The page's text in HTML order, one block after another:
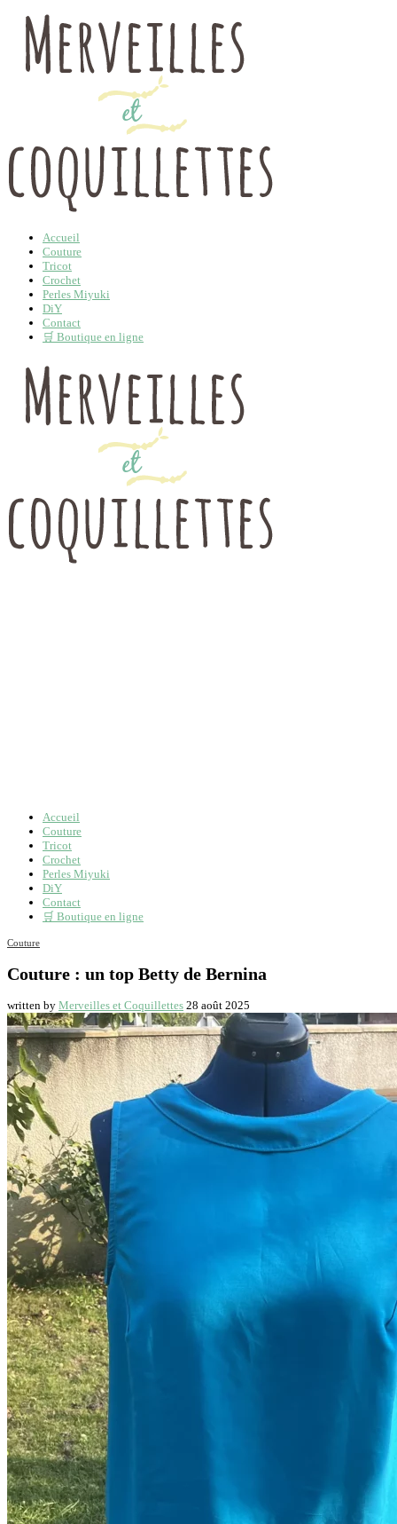
Accueil
Couture
Tricot
Crochet
Perles Miyuki
DiY
Contact
🛒 Boutique en ligne
Accueil
Couture
Tricot
Crochet
Perles Miyuki
DiY
Contact
🛒 Boutique en ligne
Couture
Couture : un top Betty de Bernina
written by Merveilles et Coquillettes 28 août 2025